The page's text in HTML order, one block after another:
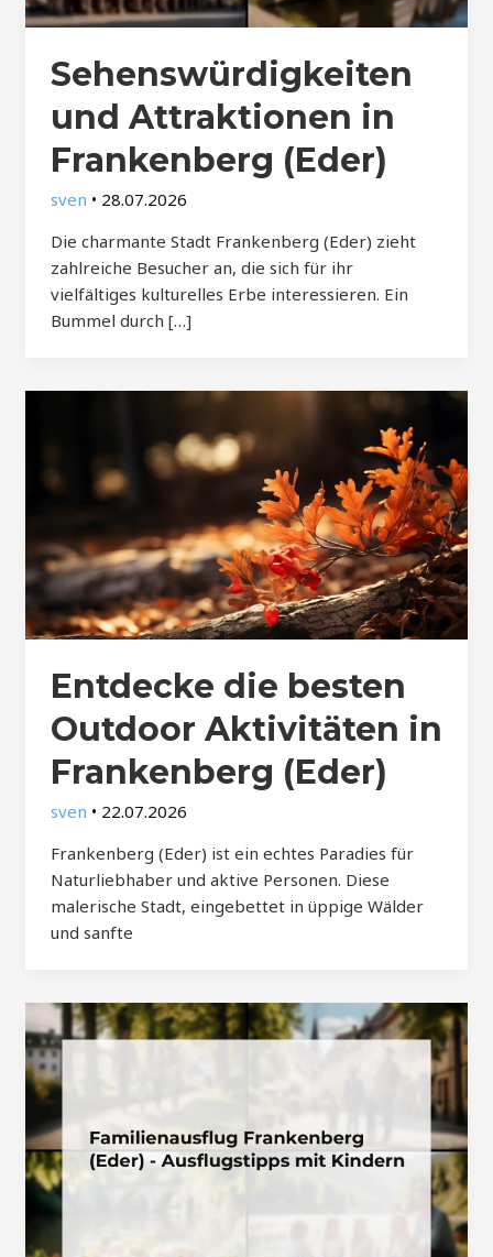
Sehenswürdigkeiten
und Attraktionen in
Frankenberg (Eder)
sven • 28.07.2026
Die charmante Stadt Frankenberg (Eder) zieht
zahlreiche Besucher an, die sich für ihr
vielfältiges kulturelles Erbe interessieren. Ein
Bummel durch […]
Entdecke die besten
Outdoor Aktivitäten in
Frankenberg (Eder)
sven • 22.07.2026
Frankenberg (Eder) ist ein echtes Paradies für
Naturliebhaber und aktive Personen. Diese
malerische Stadt, eingebettet in üppige Wälder
und sanfte